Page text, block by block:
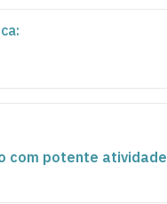
com potente atividade